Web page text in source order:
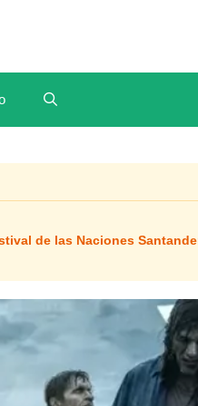
de las Naciones